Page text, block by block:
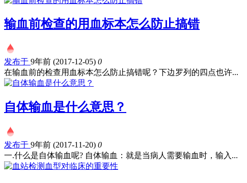
输血前检查的用血标本怎么防止搞错
发布于 9年前 (2017-12-05) 0
在输血前的检查用血标本怎么防止搞错呢？下边罗列的四点也许...
自体输血是什么意思？
发布于 9年前 (2017-11-20) 0
一.什么是自体输血呢? 自体输血：就是当病人需要输血时，输入...